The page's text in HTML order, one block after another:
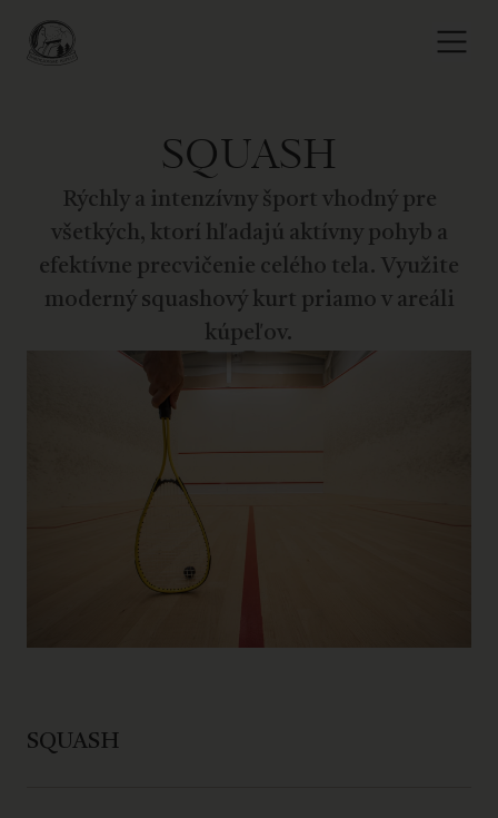
SQUASH
Rýchly a intenzívny šport vhodný pre
všetkých, ktorí hľadajú aktívny pohyb a
efektívne precvičenie celého tela. Využite
moderný squashový kurt priamo v areáli
kúpeľov.
SQUASH